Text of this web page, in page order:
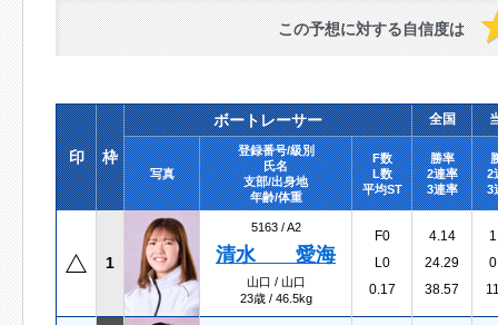
この予想に対する自信度は
印 枠
ボートレーサー 全国
写真
登録番号/級別
氏名
支部/出身地
年齢/体重
F数
L数
平均ST
勝率
2連率
3連率
2
3
1
5163 /A2
清水 愛海
山口 / 山口
23歳 / 46.5kg
F0
L0
0.17
4.14
24.29
38.57